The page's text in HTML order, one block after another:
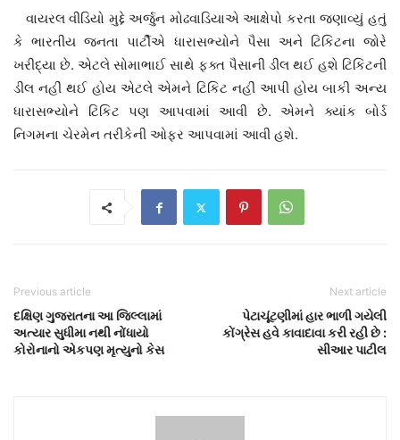
વાયરલ વીડિયો મુદ્દે અર્જુન મોઢવાડિયાએ આક્ષેપો કરતા જણાવ્યું હતું
કે ભારતીય જનતા પાર્ટીએ ધારાસભ્યોને પૈસા અને ટિકિટના જોરે
ખરીદ્યા છે. એટલે સોમાભાઈ સાથે ફક્ત પૈસાની ડીલ થઈ હશે ટિકિટની
ડીલ નહીં થઈ હોય એટલે એમને ટિકિટ નહીં આપી હોય બાકી અન્ય
ધારાસભ્યોને ટિકિટ પણ આપવામાં આવી છે. એમને ક્યાંક બોર્ડ
નિગમના ચેરમેન તરીકેની ઓફર આપવામાં આવી હશે.
Previous article
દક્ષિણ ગુજરાતના આ જિલ્લામાં
અત્યાર સુધીમા નથી નોંધાયો
કોરોનાનો એકપણ મૃત્યુનો કેસ
Next article
પેટાચૂંટણીમાં હાર ભાળી ગયેલી
કોંગ્રેસ હવે કાવાદાવા કરી રહી છે :
સીઆર પાટીલ